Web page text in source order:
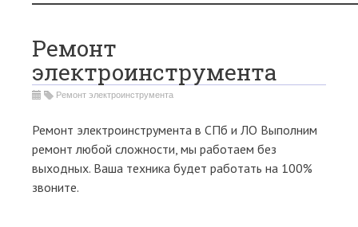
Ремонт
электроинструмента
Ремонт электроинструмента
Ремонт электроинструмента в СПб и ЛО Выполним
ремонт любой сложности, мы работаем без
выходных. Ваша техника будет работать на 100%
звоните.